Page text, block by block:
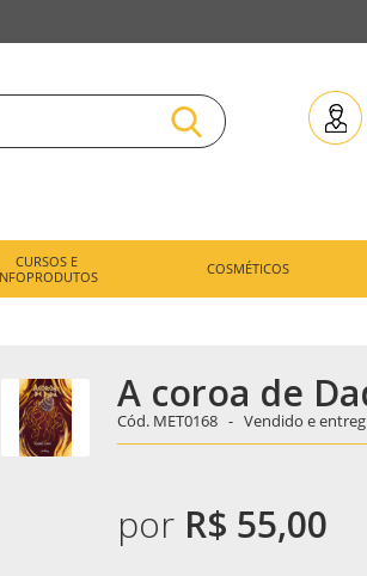
CURSOS E
COSMÉTICOS
A coroa de
Cód. MET0168 - Vendido e
por R$ 55,00